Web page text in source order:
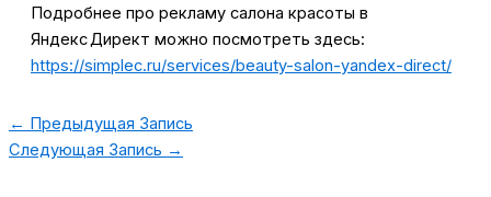
Подробнее про рекламу салона красоты в
Яндекс Директ можно посмотреть здесь:
https://simplec.ru/services/beauty-salon-yandex-direct/
← Предыдущая Запись
Следующая Запись →